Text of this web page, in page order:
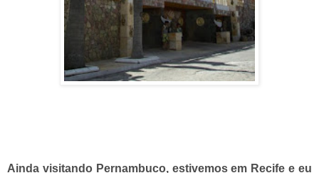
Ainda visitando Pernambuco, estivemos em Recife e eu